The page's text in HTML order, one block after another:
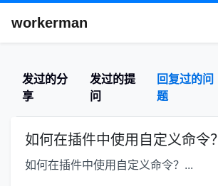
workerman
发过的分
享
发过的提
问
回复过的问
题
如何在插件中使用自定义命令？
如何在插件中使用自定义命令？...